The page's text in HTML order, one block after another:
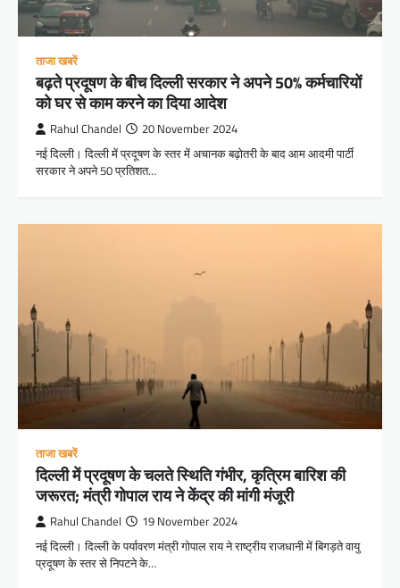
ताजा खबरें
बढ़ते प्रदूषण के बीच दिल्ली सरकार ने अपने 50% कर्मचारियों
को घर से काम करने का दिया आदेश
Rahul Chandel 20 November 2024
नई दिल्ली। दिल्ली में प्रदूषण के स्तर में अचानक बढ़ोतरी के बाद आम आदमी पार्टी
सरकार ने अपने 50 प्रतिशत…
ताजा खबरें
दिल्ली में प्रदूषण के चलते स्थिति गंभीर, कृत्रिम बारिश की
जरूरत; मंत्री गोपाल राय ने केंद्र की मांगी मंजूरी
Rahul Chandel 19 November 2024
नई दिल्ली। दिल्ली के पर्यावरण मंत्री गोपाल राय ने राष्ट्रीय राजधानी में बिगड़ते वायु
प्रदूषण के स्तर से निपटने के…